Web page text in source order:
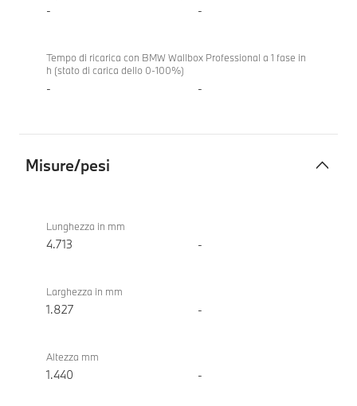
- -
Tempo di ricarica con BMW Wallbox Professional a 1 fase in
h (stato di carica dello 0-100%)
- -
Misure/pesi
318d
Berlina
Lunghezza in mm
4.713 -
Larghezza in mm
1.827 -
Altezza mm
1.440 -